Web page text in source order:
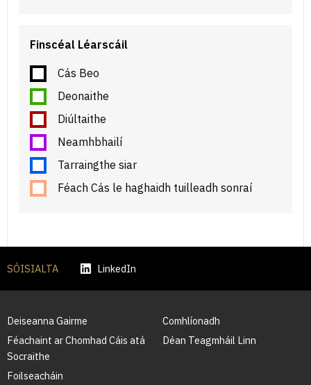
Finscéal Léarscáil
Cás Beo
Deonaithe
Diúltaithe
Neamhbhailí
Tarraingthe siar
Féach Cás le haghaidh tuilleadh sonraí
SÓISIALTA LinkedIn
Deiseanna Gairme
Féachaint ar Chomhad Cáis atá
Socraithe
Foilseacháin
Comhlíonadh
Déan Teagmháil Linn